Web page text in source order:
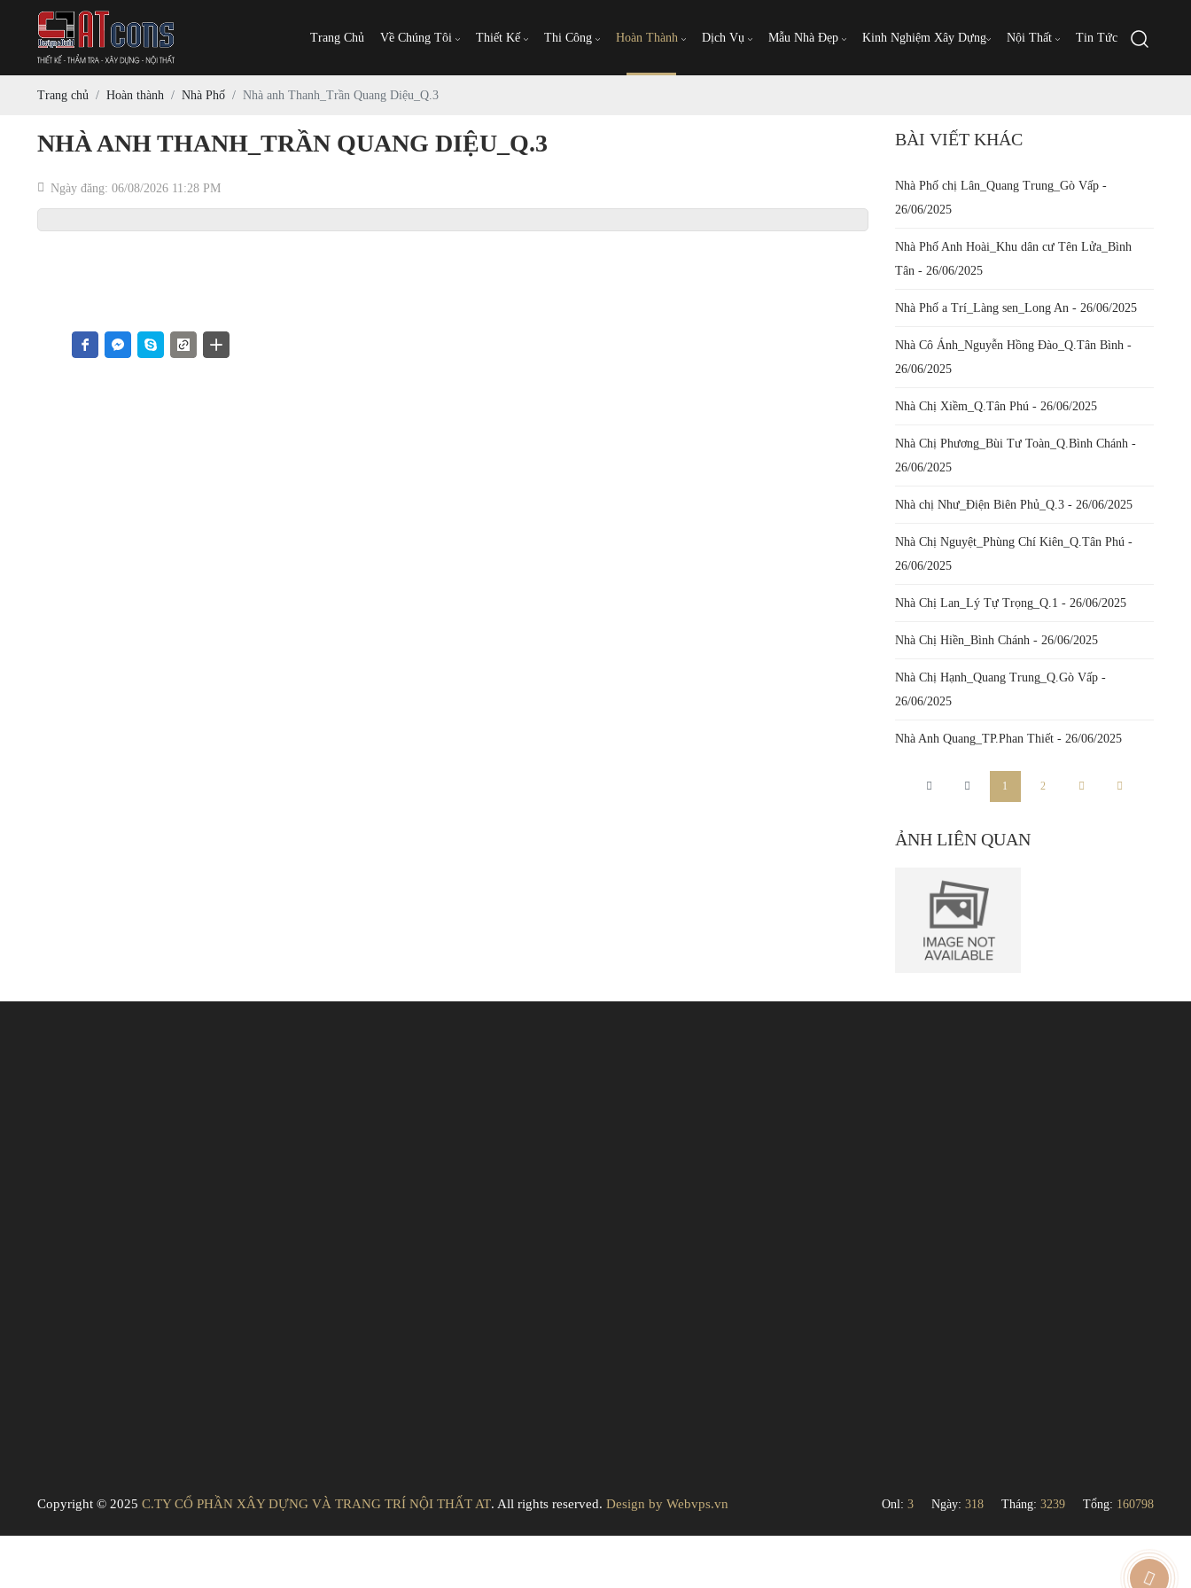
Trang Chủ Về Chúng Tôi Thiết Kế Thi Công Hoàn Thành Dịch Vụ Mẫu Nhà Đẹp Kinh Nghiệm Xây Dựng Nội Thất Tin Tức
Trang chủ Hoàn thành Nhà Phố Nhà anh Thanh_Trần Quang Diệu_Q.3
NHÀ ANH THANH_TRẦN QUANG DIỆU_Q.3
Ngày đăng: 06/08/2026 11:28 PM
BÀI VIẾT KHÁC
Nhà Phố chị Lân_Quang Trung_Gò Vấp -
26/06/2025
Nhà Phố Anh Hoài_Khu dân cư Tên Lửa_Bình
Tân - 26/06/2025
Nhà Phố a Trí_Làng sen_Long An - 26/06/2025
Nhà Cô Ánh_Nguyễn Hồng Đào_Q.Tân Bình -
26/06/2025
Nhà Chị Xiềm_Q.Tân Phú - 26/06/2025
Nhà Chị Phương_Bùi Tư Toàn_Q.Bình Chánh -
26/06/2025
Nhà chị Như_Điện Biên Phủ_Q.3 - 26/06/2025
Nhà Chị Nguyệt_Phùng Chí Kiên_Q.Tân Phú -
26/06/2025
Nhà Chị Lan_Lý Tự Trọng_Q.1 - 26/06/2025
Nhà Chị Hiền_Bình Chánh - 26/06/2025
Nhà Chị Hạnh_Quang Trung_Q.Gò Vấp -
26/06/2025
Nhà Anh Quang_TP.Phan Thiết - 26/06/2025
1 2
ẢNH LIÊN QUAN
Copyright © 2025 C.TY CỔ PHẦN XÂY DỰNG VÀ TRANG TRÍ NỘI THẤT AT. All rights reserved. Design by Webvps.vn Onl: 3 Ngày: 318 Tháng: 3239 Tổng: 160798